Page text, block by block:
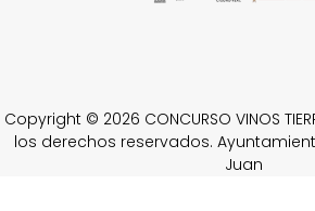
Copyright © 2026 CONCURSO VINOS
los derechos reservados.
Juan